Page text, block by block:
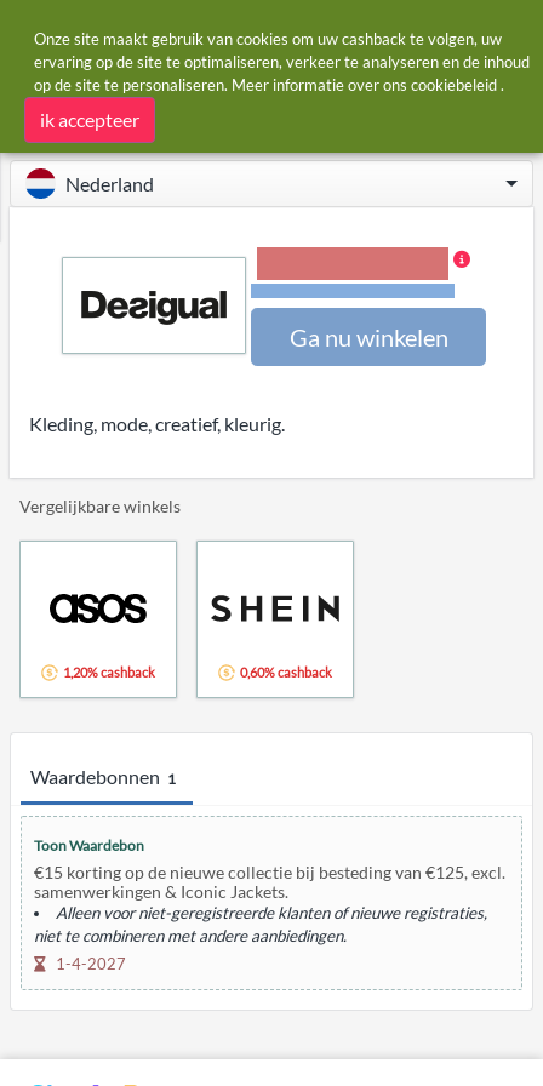
Startpagina Winkels Desigual.com
Desigual.com cashback
Nederland
Waardebonnen 1
Toon Waardebon
€15 korting op de nieuwe collectie bij besteding van €125, excl.
samenwerkingen & Iconic Jackets.
Alleen voor niet-geregistreerde klanten of nieuwe registraties,
niet te combineren met andere aanbiedingen.
1-4-2027
Ga nu winkelen
Kleding, mode, creatief, kleurig.
Vergelijkbare winkels
1,20% cashback 0,60% cashback
Onze site maakt gebruik van cookies om uw cashback te volgen, uw
ervaring op de site te optimaliseren, verkeer te analyseren en de inhoud
op de site te personaliseren. Meer informatie over ons cookiebeleid.
ik accepteer